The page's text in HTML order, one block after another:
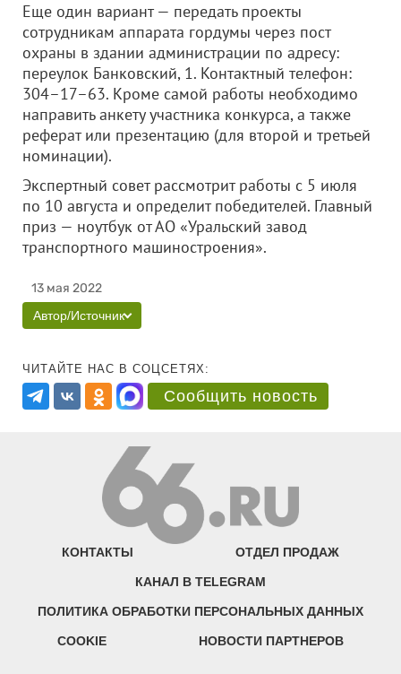
Еще один вариант — передать проекты
сотрудникам аппарата гордумы через пост
охраны в здании администрации по адресу:
переулок Банковский, 1. Контактный телефон:
304–17–63. Кроме самой работы необходимо
направить анкету участника конкурса, а также
реферат или презентацию (для второй и третьей
номинации).
Экспертный совет рассмотрит работы с 5 июля
по 10 августа и определит победителей. Главный
приз — ноутбук от АО «Уральский завод
транспортного машиностроения».
13 мая 2022
Автор/Источник
ЧИТАЙТЕ НАС В СОЦСЕТЯХ:
Сообщить новость
КОНТАКТЫ ОТДЕЛ ПРОДАЖ
КАНАЛ В TELEGRAM
ПОЛИТИКА ОБРАБОТКИ ПЕРСОНАЛЬНЫХ ДАННЫХ
COOKIE НОВОСТИ ПАРТНЕРОВ